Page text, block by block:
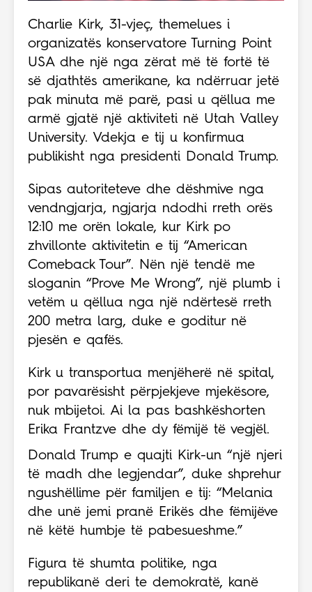
Charlie Kirk, 31-vjeç, themelues i
organizatës konservatore Turning Point
USA dhe një nga zërat më të fortë të
së djathtës amerikane, ka ndërruar jetë
pak minuta më parë, pasi u qëllua me
armë gjatë një aktiviteti në Utah Valley
University. Vdekja e tij u konfirmua
publikisht nga presidenti Donald Trump.
Sipas autoriteteve dhe dëshmive nga
vendngjarja, ngjarja ndodhi rreth orës
12:10 me orën lokale, kur Kirk po
zhvillonte aktivitetin e tij “American
Comeback Tour”. Nën një tendë me
sloganin “Prove Me Wrong”, një plumb i
vetëm u qëllua nga një ndërtesë rreth
200 metra larg, duke e goditur në
pjesën e qafës.
Kirk u transportua menjëherë në spital,
por pavarësisht përpjekjeve mjekësore,
nuk mbijetoi. Ai la pas bashkëshorten
Erika Frantzve dhe dy fëmijë të vegjël.
Donald Trump e quajti Kirk-un “një njeri
të madh dhe legjendar”, duke shprehur
ngushëllime për familjen e tij: “Melania
dhe unë jemi pranë Erikës dhe fëmijëve
në këtë humbje të pabesueshme.”
Figura të shumta politike, nga
republikanë deri te demokratë, kanë